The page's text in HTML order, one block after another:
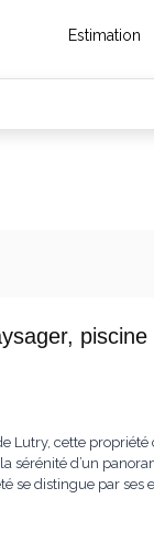
Estimation
cette
sérénité d’un
se distingue par